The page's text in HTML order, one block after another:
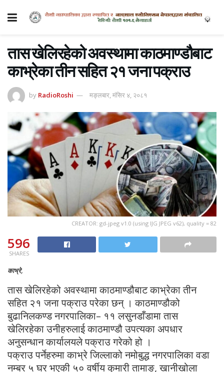
तास खेलिरहेको अवस्थामा काठमाण्डौबाट
काभ्रेका तीन सहित २१ जना पक्राउ
by RadioRoshi मङ्लबार, मंसिर ४, २०८१
CREATOR: gd-jpeg v1.0 (using IJG JPEG v62), quality = 82
596
SHARES
काभ्रे,
तास खेलिरहेको अवस्थामा काठमाण्डौबाट काभ्रेका तीन
सहित २१ जना पक्राउ परेका छन् । काठमाण्डौको
बुढानिलकण्ड नगरपालिका– ११ लसुनडाँडामा तास
खेलिरहेका उनीहरुलाई काठमाण्डौ उपत्यका अपधार
अनुसन्धान कार्यालयले पक्राउ गरेको हो ।
पक्राउ पर्नेहरुमा काभ्रे जिल्लाको नमोबुद्ध नगरपालिका वडा
नम्बर ५ घर भएकी ५० वर्षीय कुमारी तामाङ, खानीखोला